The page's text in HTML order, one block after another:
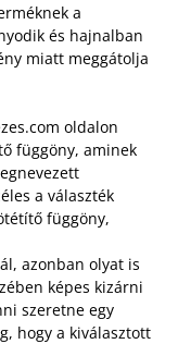
a
és hajnalban
miatt meggátolja
oldalon
függöny, aminek
a választék
függöny,
azonban olyat is
képes kizárni
szeretne egy
hogy a kiválasztott